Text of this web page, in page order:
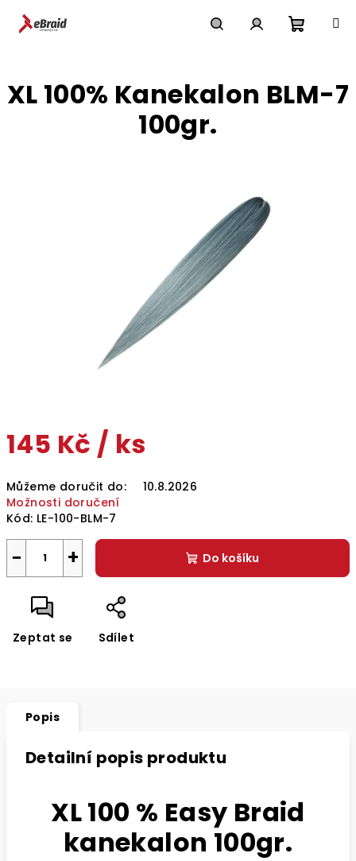
košík
145 Kč / ks
cena:
Můžeme doručit do:
10.8.2026
Možnosti doručení
Kód: LE-100-BLM-7
+
− Do košíku
Zeptat se Sdílet
XL 100% Kanekalon BLM-7
100gr.
Popis
Detailní popis produktu
XL 100 % Easy Braid
kanekalon 100gr.